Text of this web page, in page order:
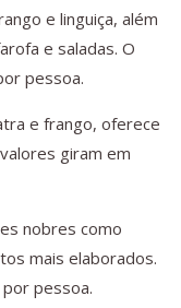
e linguiça, além
e saladas. O
pessoa.
e frango, oferece
giram em
nobres como
mais elaborados.
pessoa.